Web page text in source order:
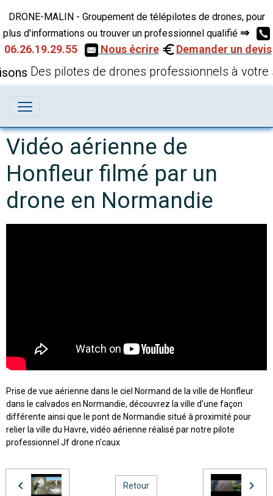
DRONE-MALIN - Groupement de télépilotes de drones, pour
plus d'informations ou trouver un professionnel qualifié ⇒
06.26.19.29.55
Nous écrire Demander un devis
Des pilotes de drones professionnels à votre
Vidéo aérienne de
Honfleur filmé par un
drone en Normandie
Prise de vue aérienne dans le ciel Normand de la ville de Honfleur
dans le calvados en Normandie, découvrez la ville d’une façon
différente ainsi que le pont de Normandie situé à proximité pour
relier la ville du Havre, vidéo aérienne réalisé par notre pilote
professionnel Jf drone n’caux
Retour